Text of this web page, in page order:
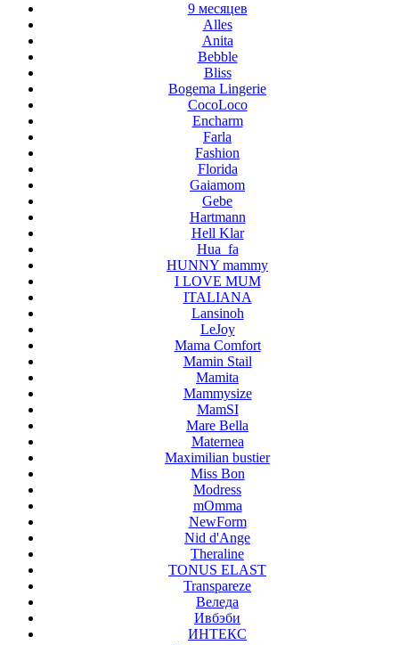
9 месяцев
Alles
Anita
Bebble
Bliss
Bogema Lingerie
CocoLoco
Encharm
Farla
Fashion
Florida
Gaiamom
Gebe
Hartmann
Hell Klar
Hua_fa
HUNNY mammy
I LOVE MUM
ITALIANA
Lansinoh
LeJoy
Mama Comfort
Mamin Stail
Mamita
Mammysize
MamSI
Mare Bella
Maternea
Maximilian bustier
Miss Bon
Modress
mOmma
NewForm
Nid d'Ange
Theraline
TONUS ELAST
Transpareze
Веледа
Ивбэби
ИНТЕКС